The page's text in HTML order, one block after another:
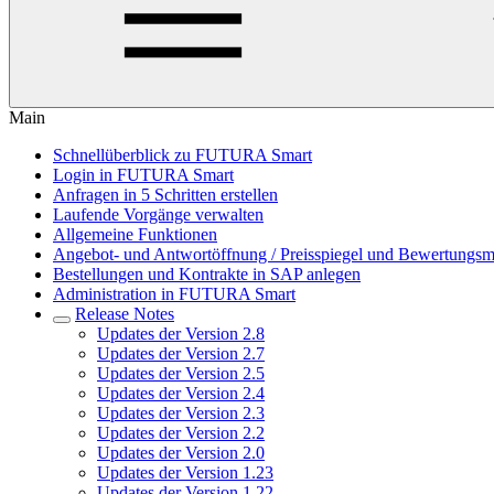
Main
Schnellüberblick zu FUTURA Smart
Login in FUTURA Smart
Anfragen in 5 Schritten erstellen
Laufende Vorgänge verwalten
Allgemeine Funktionen
Angebot- und Antwortöffnung / Preisspiegel und
Bestellungen und Kontrakte in SAP anlegen
Administration in FUTURA Smart
Release Notes
Updates der Version 2.8
Updates der Version 2.7
Updates der Version 2.5
Updates der Version 2.4
Updates der Version 2.3
Updates der Version 2.2
Updates der Version 2.0
Updates der Version 1.23